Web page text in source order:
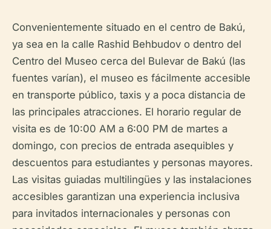
Convenientemente situado en el centro de Bakú,
ya sea en la calle Rashid Behbudov o dentro del
Centro del Museo cerca del Bulevar de Bakú (las
fuentes varían), el museo es fácilmente accesible
en transporte público, taxis y a poca distancia de
las principales atracciones. El horario regular de
visita es de 10:00 AM a 6:00 PM de martes a
domingo, con precios de entrada asequibles y
descuentos para estudiantes y personas mayores.
Las visitas guiadas multilingües y las instalaciones
accesibles garantizan una experiencia inclusiva
para invitados internacionales y personas con